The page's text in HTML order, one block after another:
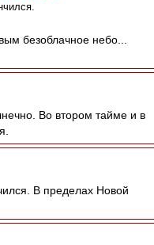
безоблачное небо...
Во втором тайме и в
В пределах Новой